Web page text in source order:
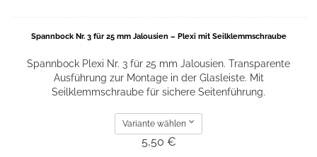
Spannbock Nr. 3 für 25 mm Jalousien – Plexi mit Seilklemmschraube
Spannbock Plexi Nr. 3 für 25 mm Jalousien. Transparente
Ausführung zur Montage in der Glasleiste. Mit
Seilklemmschraube für sichere Seitenführung.
Variante wählen
5,50 €